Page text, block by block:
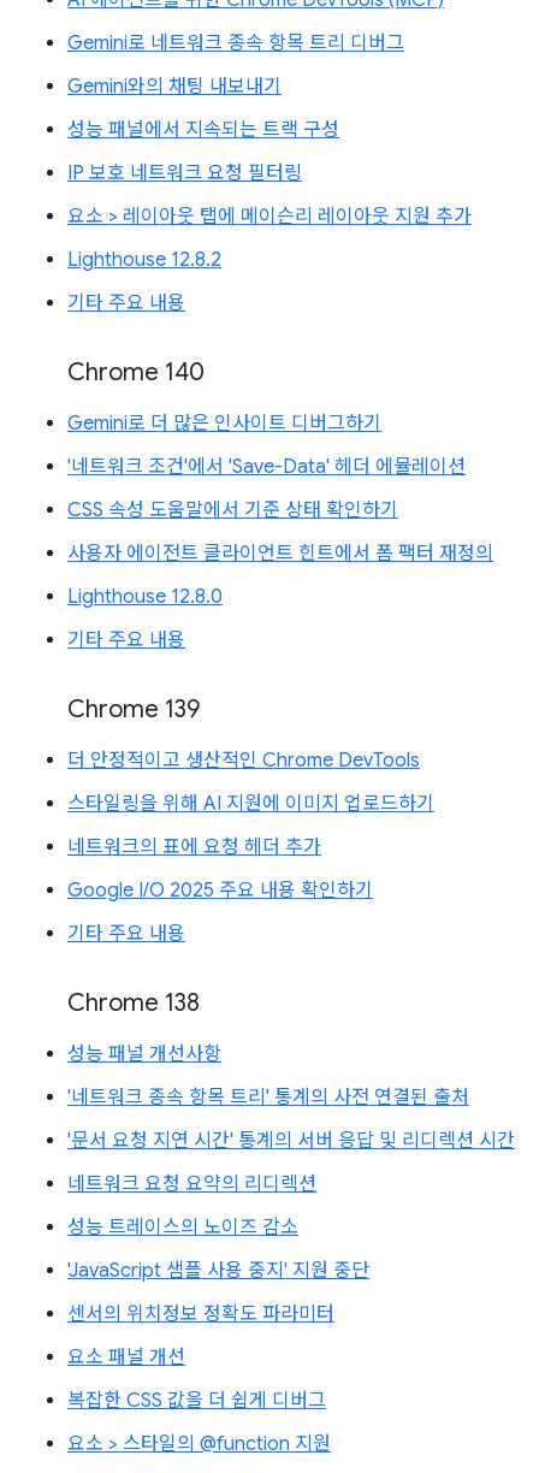
Gemini로 네트워크 종속 항목 트리 디버그
Gemini와의 채팅 내보내기
성능 패널에서 지속되는 트랙 구성
IP 보호 네트워크 요청 필터링
요소 > 레이아웃 탭에 메이슨리 레이아웃 지원 추가
Lighthouse 12.8.2
기타 주요 내용
Chrome 140
Gemini로 더 많은 인사이트 디버그하기
'네트워크 조건'에서 'Save-Data' 헤더 에뮬레이션
CSS 속성 도움말에서 기준 상태 확인하기
사용자 에이전트 클라이언트 힌트에서 폼 팩터 재정의
Lighthouse 12.8.0
기타 주요 내용
Chrome 139
더 안정적이고 생산적인 Chrome DevTools
스타일링을 위해 AI 지원에 이미지 업로드하기
네트워크의 표에 요청 헤더 추가
Google I/O 2025 주요 내용 확인하기
기타 주요 내용
Chrome 138
성능 패널 개선사항
'네트워크 종속 항목 트리' 통계의 사전 연결된 출처
'문서 요청 지연 시간' 통계의 서버 응답 및 리디렉션 시간
네트워크 요청 요약의 리디렉션
성능 트레이스의 노이즈 감소
'JavaScript 샘플 사용 중지' 지원 중단
센서의 위치정보 정확도 파라미터
요소 패널 개선
복잡한 CSS 값을 더 쉽게 디버그
요소 > 스타일의 @function 지원